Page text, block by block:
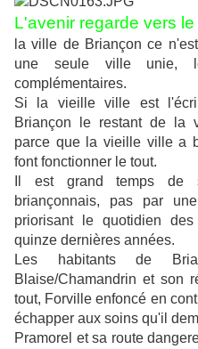
L'avenir regarde vers
la ville de Briançon ce
une seule ville
complémentaires.
Si la vieille ville est
Briançon le restant de la
parce que la vieille ville a
font fonctionner le tout.
Il est grand temps de
briançonnais, pas par
priorisant le quotidien
quinze dernières années.
Les habitants de
Blaise/Chamandrin et son
tout, Forville enfoncé en
échapper aux soins qu'il
Pramorel et sa route